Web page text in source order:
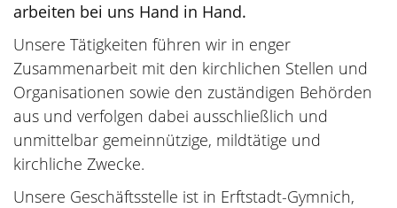
arbeiten bei uns Hand in Hand.
Unsere Tätigkeiten führen wir in enger
Zusammenarbeit mit den kirchlichen Stellen und
Organisationen sowie den zuständigen Behörden
aus und verfolgen dabei ausschließlich und
unmittelbar gemeinnützige, mildtätige und
kirchliche Zwecke.
Unsere Geschäftsstelle ist in Erftstadt-Gymnich,